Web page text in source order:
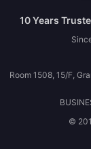
10 Years
Room 1508, 15/F,
©